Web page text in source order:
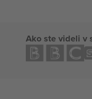
Ako ste videli v